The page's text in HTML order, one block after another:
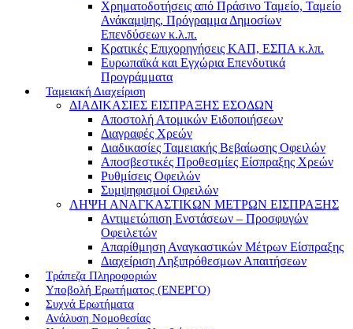
Χρηματοδοτήσεις από Πράσινο Ταμείο, Ταμείο
Ανάκαμψης, Πρόγραμμα Δημοσίων
Επενδύσεων κ.λ.π.
Κρατικές Επιχορηγήσεις ΚΑΠ, ΕΣΠΑ κ.λπ.
Ευρωπαϊκά και Εγχώρια Επενδυτικά
Προγράμματα
Ταμειακή Διαχείριση
ΔΙΑΔΙΚΑΣΙΕΣ ΕΙΣΠΡΑΞΗΣ ΕΣΟΔΩΝ
Αποστολή Ατομικών Ειδοποιήσεων
Διαγραφές Χρεών
Διαδικασίες Ταμειακής Βεβαίωσης Οφειλών
Αποσβεστικές Προθεσμίες Είσπραξης Χρεών
Ρυθμίσεις Οφειλών
Συμψηφισμοί Οφειλών
ΛΗΨΗ ΑΝΑΓΚΑΣΤΙΚΩΝ ΜΕΤΡΩΝ ΕΙΣΠΡΑΞΗΣ
Αντιμετώπιση Ενστάσεων – Προσφυγών
Οφειλετών
Απαρίθμηση Αναγκαστικών Μέτρων Είσπραξης
Διαχείριση Ληξιπρόθεσμων Απαιτήσεων
Τράπεζα Πληροφοριών
Υποβολή Ερωτήματος (ΕΝΕΡΓΟ)
Συχνά Ερωτήματα
Ανάλυση Νομοθεσίας